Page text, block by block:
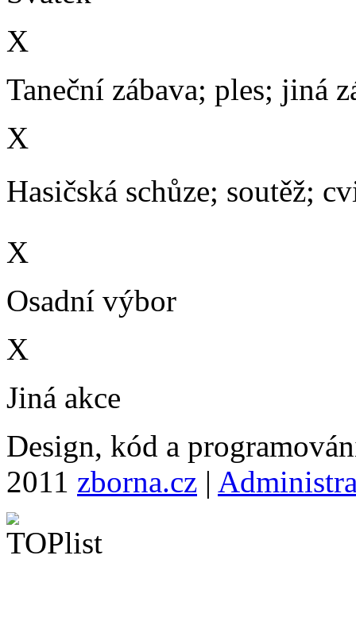
X
Taneční zábava; ples; jiná
X
Hasičská schůze; soutěž;
X
Osadní výbor
X
Jiná akce
Design, kód a
2011 zborna.cz |